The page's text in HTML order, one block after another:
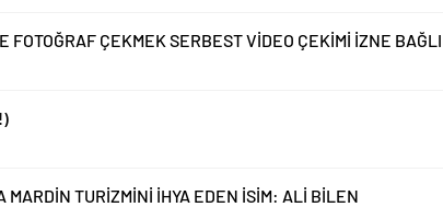
FOTOĞRAF ÇEKMEK SERBEST VİDEO ÇEKİMİ İZNE BAĞLI
TURİZMİNİ İHYA EDEN İSİM: ALİ BİLEN